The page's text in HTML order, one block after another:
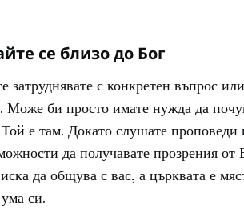
се близо до Бог
затруднявате с конкретен въпрос
Може би просто имате нужда да
Той е там. Докато слушате
да получавате прозрения от
да общува с вас, а църквата е
си.